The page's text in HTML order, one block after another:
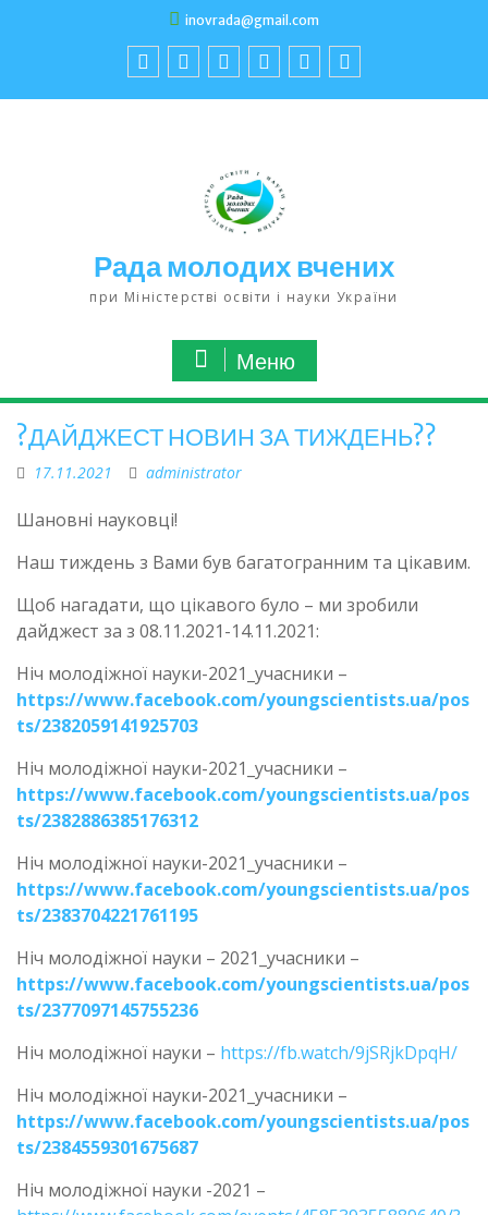
inovrada@gmail.com
Рада молодих вчених
при Міністерстві освіти і науки України
Меню
?ДАЙДЖЕСТ НОВИН ЗА ТИЖДЕНЬ??
17.11.2021 administrator
Шановні науковці!
Наш тиждень з Вами був багатогранним та цікавим.
Щоб нагадати, що цікавого було – ми зробили
дайджест за з 08.11.2021-14.11.2021:
Ніч молодіжної науки-2021_учасники –
https://www.facebook.com/youngscientists.ua/pos
ts/2382059141925703
Ніч молодіжної науки-2021_учасники –
https://www.facebook.com/youngscientists.ua/pos
ts/2382886385176312
Ніч молодіжної науки-2021_учасники –
https://www.facebook.com/youngscientists.ua/pos
ts/2383704221761195
Ніч молодіжної науки – 2021_учасники –
https://www.facebook.com/youngscientists.ua/pos
ts/2377097145755236
Ніч молодіжної науки – https://fb.watch/9jSRjkDpqH/
Ніч молодіжної науки-2021_учасники –
https://www.facebook.com/youngscientists.ua/pos
ts/2384559301675687
Ніч молодіжної науки -2021 –